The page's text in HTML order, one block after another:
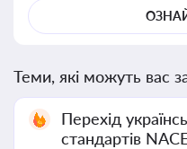
Теми, які можуть вас
Перехід
стандартів